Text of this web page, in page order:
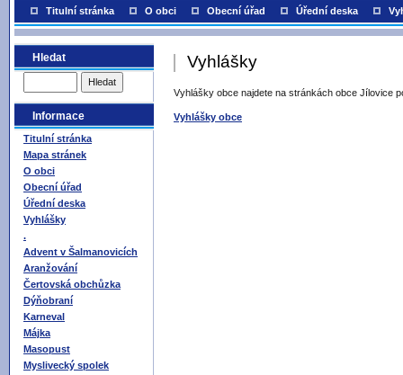
Titulní stránka O obci Obecní úřad Úřední deska
Hledat
Informace
Titulní stránka
Mapa stránek
O obci
Obecní úřad
Úřední deska
Vyhlášky
.
Advent v Šalmanovicích
Aranžování
Čertovská obchůzka
Dýňobraní
Karneval
Májka
Masopust
Myslivecký spolek
Vyhlášky
Vyhlášky obce najdete na stránkách obce Jílovice
Vyhlášky obce